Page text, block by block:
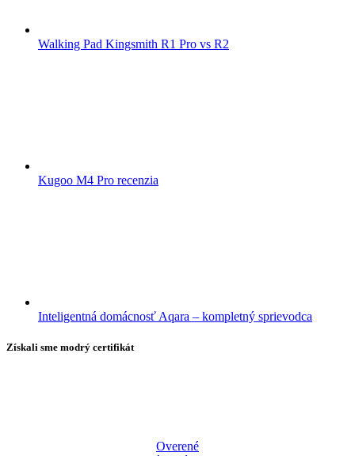
Walking Pad Kingsmith R1 Pro vs R2
Kugoo M4 Pro recenzia
Inteligentná domácnosť Aqara – kompletný sprievodca
Získali sme modrý certifikát
Overené